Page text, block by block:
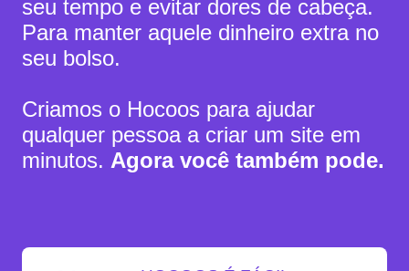
seu tempo e evitar dores de cabeça.
Para manter aquele dinheiro extra no
seu bolso.
Criamos o Hocoos para ajudar
qualquer pessoa a criar um site em
minutos. Agora você também pode.